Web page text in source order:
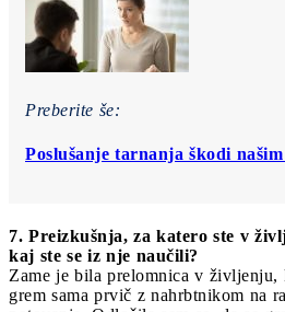
Preberite še:
Poslušanje tarnanja škodi
7. Preizkušnja, za katero ste v
kaj ste se iz nje naučili?
Zame je bila prelomnica v življenju,
grem sama prvič z nahrbtnikom na